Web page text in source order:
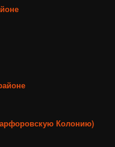
Колонию)